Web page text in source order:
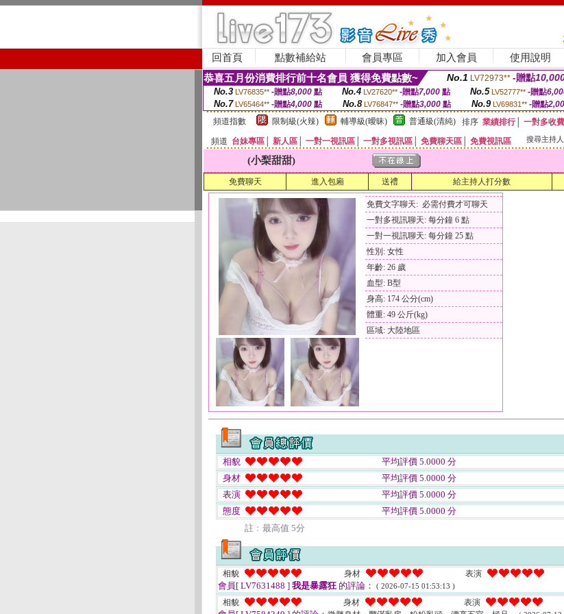
回首頁 點數補給站 會員專區 加入會員 使用說明
恭喜五月份消費排行前十名會員 獲得免費點數~ No.1 LV72973** -贈點
No.3 LV76835** -贈點8,000點 No.4 LV27620** -贈點7,000點 No.5 LV52777** -贈點
No.7 LV65464** -贈點4,000 點 No.8 LV76847** -贈點3,000 點 No.9 LV69831** -贈點
頻道指數
限制級(火辣) 輔導級(曖昧) 普通級(清純) 排序 業績排行│ 一對多收
頻道 台妹專區 新人區 一對一視訊區 一對多視訊區 免費聊天區 免費視訊區 搜尋主持
(小梨甜甜)
免費聊天 進入包廂 送禮 給主持人打分數
免費文字聊天: 必需付費才可聊天
一對多視訊聊天: 每分鐘 6 點
一對一視訊聊天: 每分鐘 25 點
性別: 女性
年齡: 26 歲
血型: B型
身高: 174 公分(cm)
體重: 49 公斤(kg)
區域: 大陸地區
相貌
平均評價 5.0000 分
身材
平均評價 5.0000 分
表演
平均評價 5.0000 分
態度
平均評價 5.0000 分
註﹕最高值 5分
相貌 身材 表演
會員[ LV7631488 ] 我是暴露狂 的評論： ( 2026-07-15 01:53:13 )
相貌 身材 表演